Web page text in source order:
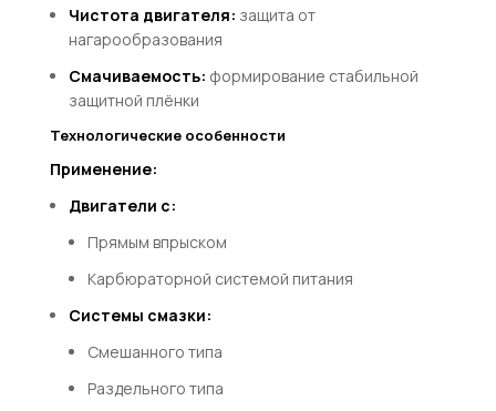
Чистота двигателя: защита от
нагарообразования
Смачиваемость: формирование стабильной
защитной плёнки
Технологические особенности
Применение:
Двигатели с:
Прямым впрыском
Карбюраторной системой питания
Системы смазки:
Смешанного типа
Раздельного типа